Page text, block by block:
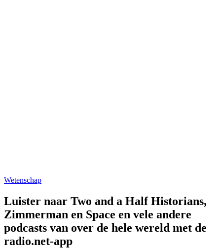
Wetenschap
Luister naar Two and a Half Historians,
Zimmerman en Space en vele andere
podcasts van over de hele wereld met de
radio.net-app